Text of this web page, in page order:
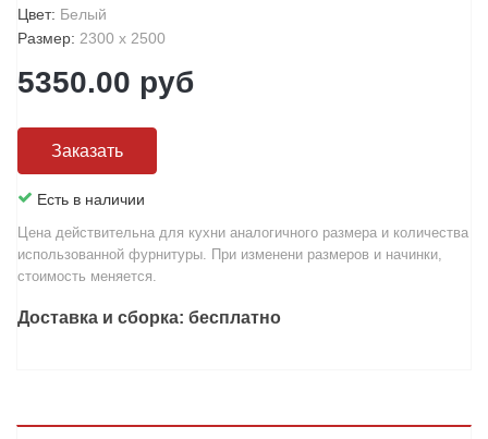
Цвет: Белый
Размер: 2300 х 2500
5350.00 руб
Заказать
Есть в наличии
Цена действительна для кухни аналогичного размера и количества
использованной фурнитуры. При изменени размеров и начинки,
стоимость меняется.
Доставка и сборка: бесплатно